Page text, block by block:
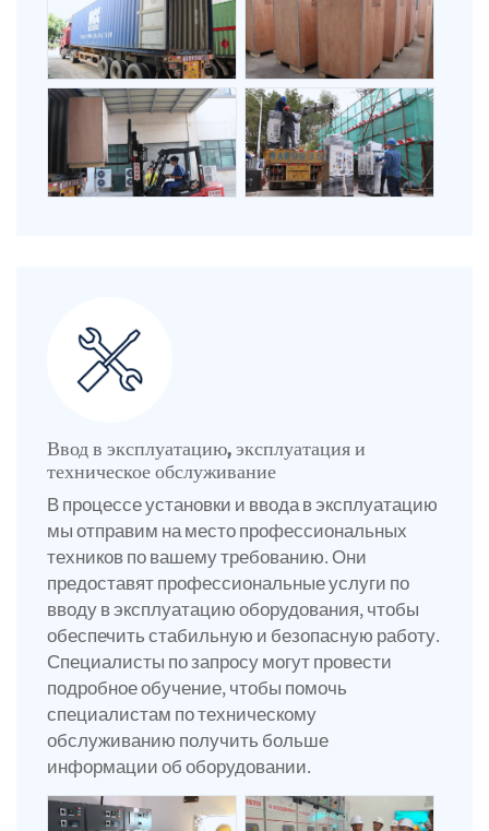
Ввод в эксплуатацию, эксплуатация и
техническое обслуживание
В процессе установки и ввода в эксплуатацию
мы отправим на место профессиональных
техников по вашему требованию. Они
предоставят профессиональные услуги по
вводу в эксплуатацию оборудования, чтобы
обеспечить стабильную и безопасную работу.
Специалисты по запросу могут провести
подробное обучение, чтобы помочь
специалистам по техническому
обслуживанию получить больше
информации об оборудовании.